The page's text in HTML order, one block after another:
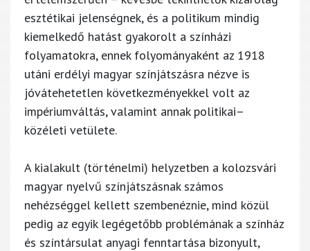
esztétikai jelenségnek, és a politikum mindig
kiemelkedő hatást gyakorolt a színházi
folyamatokra, ennek folyományaként az 1918
utáni erdélyi magyar színjátszásra nézve is
jóvátehetetlen következményekkel volt az
impériumváltás, valamint annak politikai–
közéleti vetülete.
A kialakult (történelmi) helyzetben a kolozsvári
magyar nyelvű színjátszásnak számos
nehézséggel kellett szembenéznie, mind közül
pedig az egyik legégetőbb problémának a színház
és színtársulat anyagi fenntartása bizonyult,